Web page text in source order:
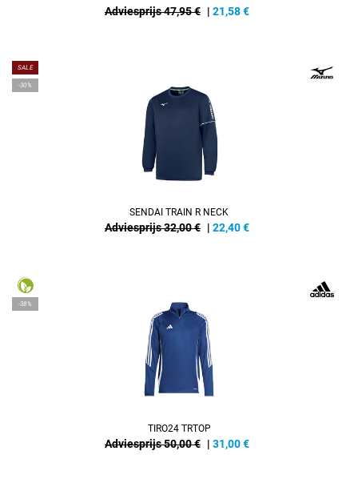
Adviesprijs 47,95 € | 21,58€
SALE
-30%
SENDAI TRAIN R NECK
Adviesprijs 32,00 € | 22,40€
-38%
TIRO24 TRTOP
Adviesprijs 50,00 € | 31,00€